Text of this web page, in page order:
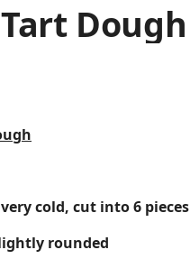
Dough
cold, cut into 6 pieces
rounded